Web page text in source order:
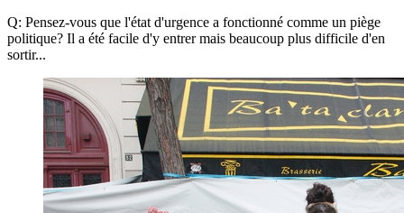
Q: Pensez-vous que l'état d'urgence a fonctionné comme un piège
politique? Il a été facile d'y entrer mais beaucoup plus difficile d'en
sortir...